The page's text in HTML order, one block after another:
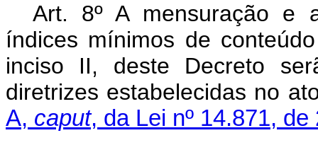
Art. 8º A mensuração e
índices mínimos de
inciso II, deste Decreto
diretrizes estabelecidas no
A, caput, da Lei nº 14.871,